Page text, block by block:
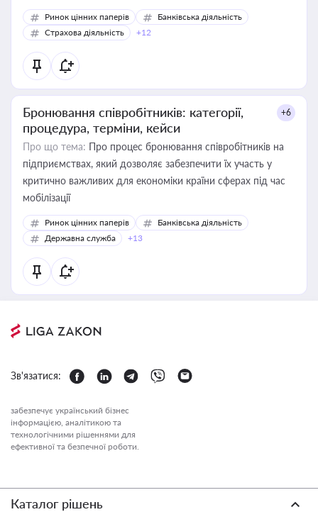
Ринок цінних паперів
Банківська діяльність
Страхова діяльність
+12
Бронювання співробітників: категорії,
процедура, терміни, кейси
+6
Про що тема: Про процес бронювання співробітників на
підприємствах, який дозволяє забезпечити їх участь у
критично важливих для економіки країни сферах під час
мобілізації
Ринок цінних паперів
Банківська діяльність
Державна служба
+13
Зв'язатися:
забезпечує український бізнес
інформацією, аналітикою та
технологічними рішеннями для
ефективної та безпечної роботи.
Каталог рішень